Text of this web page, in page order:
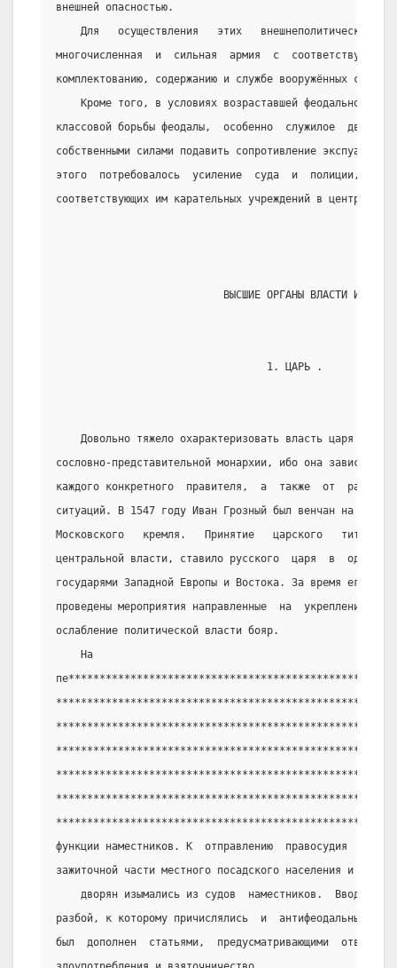
внешней опасностью.
Для   осуществления   этих   внешнеполитических
многочисленная  и  сильная  армия  с
комплектованию, содержанию и службе вооружённых сил.
Кроме того, в условиях возраставшей феодальной
классовой борьбы феодалы,  особенно  служилое
собственными силами подавить сопротивление
этого  потребовалось  усиление  суда  и  полиции,
соответствующих им карательных учреждений в центре и
ВЫСШИЕ ОРГАНЫ ВЛАСТИ И
                                  1. ЦАРЬ .
Довольно тяжело охарактеризовать власть царя за
сословно-представительной монархии, ибо она зависела
каждого конкретного  правителя,  а  также  от
ситуаций. В 1547 году Иван Грозный был венчан на
Московского   кремля.   Принятие   царского   титула
центральной власти, ставило русского  царя  в  один
государями Западной Европы и Востока. За время его
проведены мероприятия направленные  на  укрепление
ослабление политической власти бояр.
    На
функции наместников. К  отправлению  правосудия
зажиточной части местного посадского населения и
дворян изымались из судов  наместников.  Вводилась
разбой, к которому причислялись  и  антифеодальные
был  дополнен  статьями,  предусматривающими